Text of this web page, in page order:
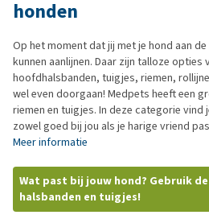
honden
Op het moment dat jij met je hond aan
kunnen aanlijnen. Daar zijn talloze opties
hoofdhalsbanden, tuigjes, riemen,
wel even doorgaan! Medpets heeft een
riemen en tuigjes. In deze categorie
zowel goed bij jou als je harige vriend
Meer informatie
Wat past bij jouw hond? Gebruik
halsbanden en tuigjes!